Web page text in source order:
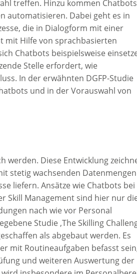
treffen. Hinzu kommen
automatisieren. Dabei geht es in
die in Dialogform mit einer
mit Hilfe von sprachbasierten
Chatbots beispielsweise
Stelle erfordert, wie
In der erwähnten DGFP-Studie
und in der Vorauswahl von
werden. Diese Entwicklung
stetig wachsenden Datenmengen
liefern. Ansätze wie Chatbots bei
Skill Management sind hier nur
nach wie vor Personal
Studie ‚The Skilling
als abgebaut werden. Es
mit Routineaufgaben befasst
und weiteren Auswertung der